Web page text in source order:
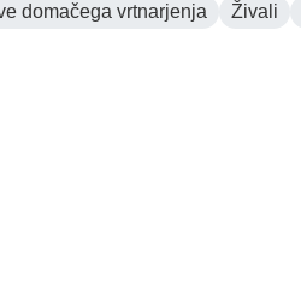
domačega vrtnarjenja
Živali